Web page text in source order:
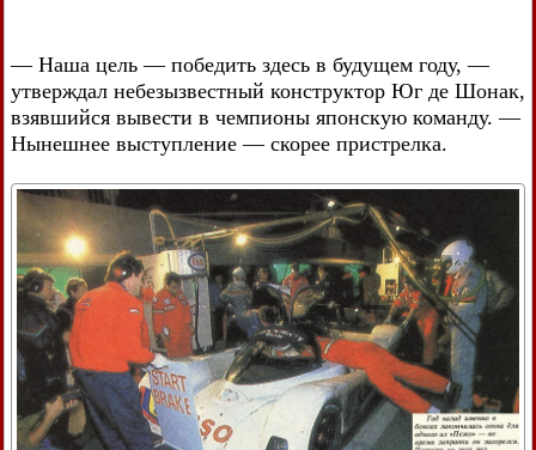
— Наша цель — победить здесь в будущем году, —
утверждал небезызвестный конструктор Юг де Шонак,
взявшийся вывести в чемпионы японскую команду. —
Нынешнее выступление — скорее пристрелка.